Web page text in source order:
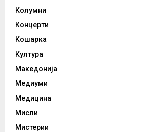
Колумни
Концерти
Кошарка
Култура
Македонија
Медиуми
Медицина
Мисли
Мистерии